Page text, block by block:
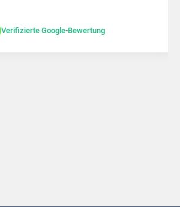
Verifizierte Google-Bewertung